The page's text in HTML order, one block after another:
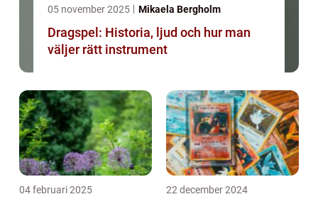
05 november 2025 Mikaela Bergholm
Dragspel: Historia, ljud och hur man
väljer rätt instrument
04 februari 2025 22 december 2024